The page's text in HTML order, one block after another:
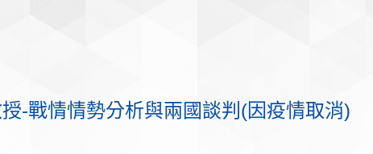
授-戰情情勢分析與兩國談判(因疫情取消)